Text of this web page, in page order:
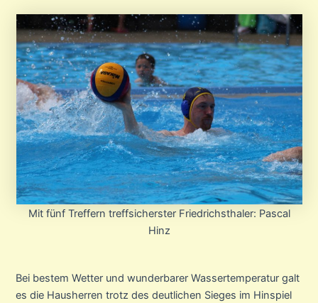
Mit fünf Treffern treffsicherster Friedrichsthaler: Pascal
Hinz
Bei bestem Wetter und wunderbarer Wassertemperatur galt
es die Hausherren trotz des deutlichen Sieges im Hinspiel